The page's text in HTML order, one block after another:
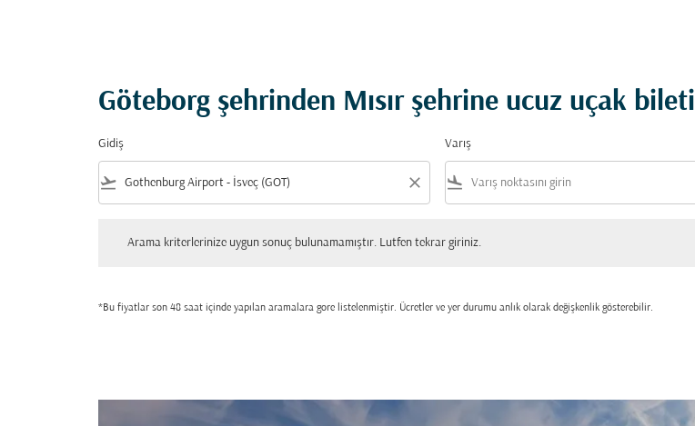
Göteborg şehrinden Mısır şehrine ucuz uçak bileti
Gidiş
flight_takeoff close
Varış
flight_land
Arama kriterlerinize uygun sonuç bulunamamıştır. Lutfen tekrar giriniz.
*Bu fiyatlar son 48 saat içinde yapılan aramalara gore listelenmiştir. Ücretler ve yer durumu anlık olarak değişkenlik gösterebilir.